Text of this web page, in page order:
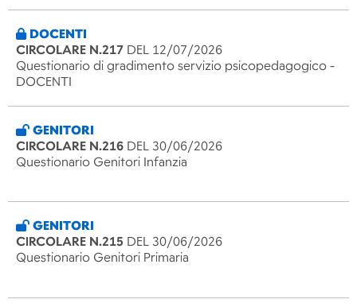
DOCENTI
CIRCOLARE N.217 DEL 12/07/2026
Questionario di gradimento servizio psicopedagogico -
DOCENTI
GENITORI
CIRCOLARE N.216 DEL 30/06/2026
Questionario Genitori Infanzia
GENITORI
CIRCOLARE N.215 DEL 30/06/2026
Questionario Genitori Primaria